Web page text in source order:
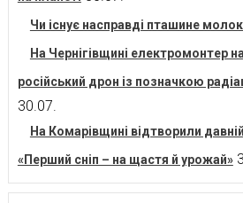
Чи існує насправді пташине
На Чернігівщині електромонтер
російський дрон із позначкою
30.07.
На Комарівщині відтворили
«Перший сніп – на щастя й урожай»